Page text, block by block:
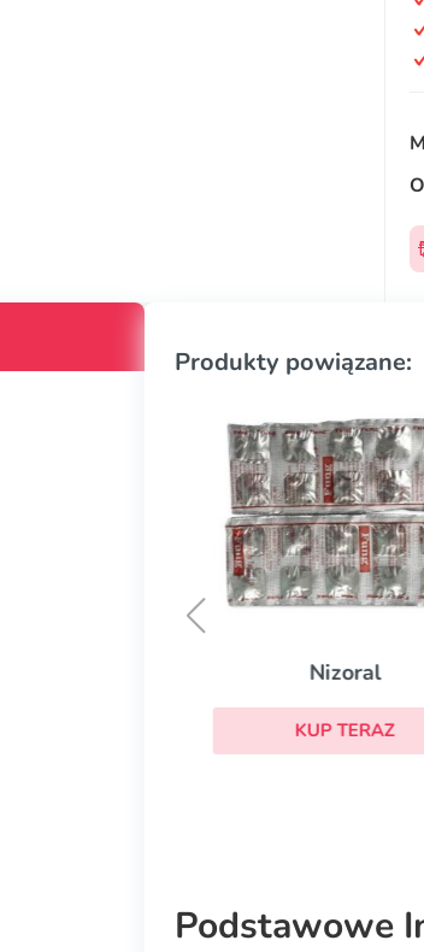
Produkty powiązane:
Nizoral
KUP TERAZ
Podstawowe